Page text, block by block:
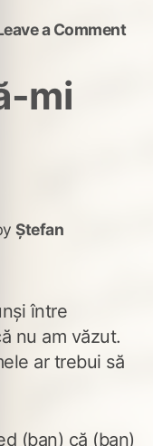
a Commenton
mi
Ștefan
între
nu am văzut.
ar trebui să
(ban) că (ban)